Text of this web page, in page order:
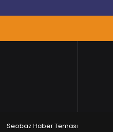
Seobaz Haber Teması